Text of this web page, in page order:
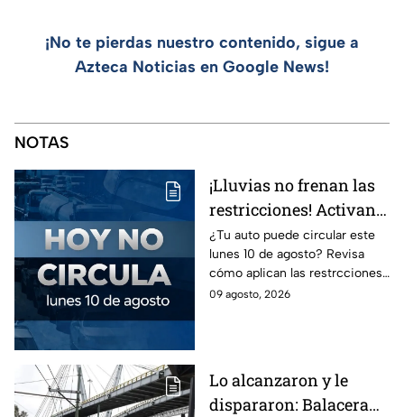
¡No te pierdas nuestro contenido, sigue a
Azteca Noticias en Google News!
NOTAS
¡Lluvias no frenan las
restricciones! Activan
el Hoy No Circula para
estos automovilistas
este lunes
¿Tu auto puede circular este
lunes 10 de agosto? Revisa
cómo aplican las restrcciones
del Hoy No Circula en CDMX y
09 agosto, 2026
Lo alcanzaron y le
dispararon: Balacera